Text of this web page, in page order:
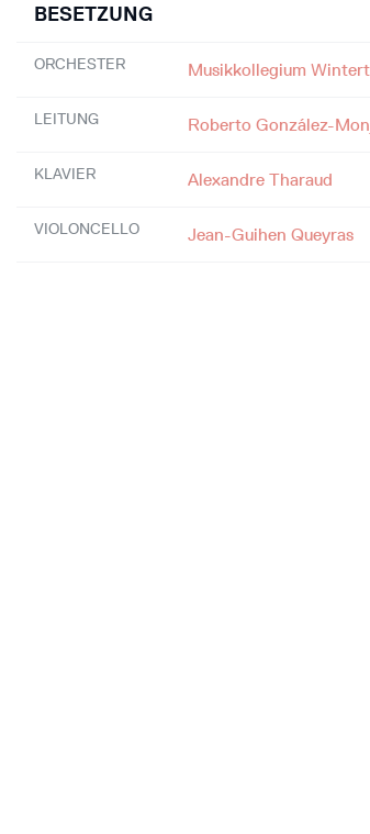
BESETZUNG
ORCHESTER Musikkollegium
LEITUNG Roberto González-
KLAVIER Alexandre Tharaud
VIOLONCELLO Jean-Guihen Queyras